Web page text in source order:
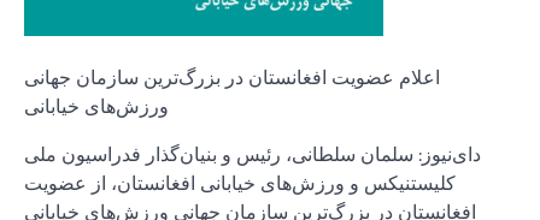
اعلام عضویت افغانستان در بزرگ‌ترین سازمان جهانی
ورزش‌های خیابانی
دای‌نیوز: سلمان سلطانی، رئیس و بنیان‌گذار فدراسیون ملی
کلیستنیکس و ورزش‌های خیابانی افغانستان، از عضویت
افغانستان در بزرگ‌ترین سازمان جهانی ورزش‌های خیابانی